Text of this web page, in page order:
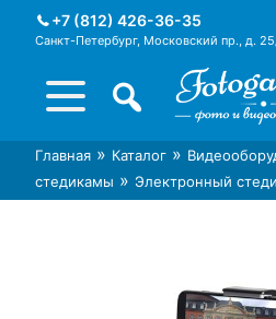
+7 (812) 426-36-35
Санкт-Петербург, Московский пр., д.
Интернет-
Foto-
Магазин
gamma.ru
Главная » Каталог »
стедикамы » Электронный